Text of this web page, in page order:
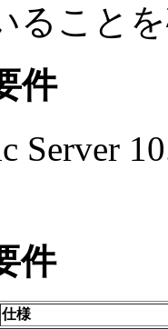
ること
件
Server
件
仕様